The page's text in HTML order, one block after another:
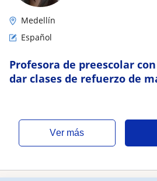
Medellín
Español
Profesora de preescolar
dar clases de refuerzo de
ver más